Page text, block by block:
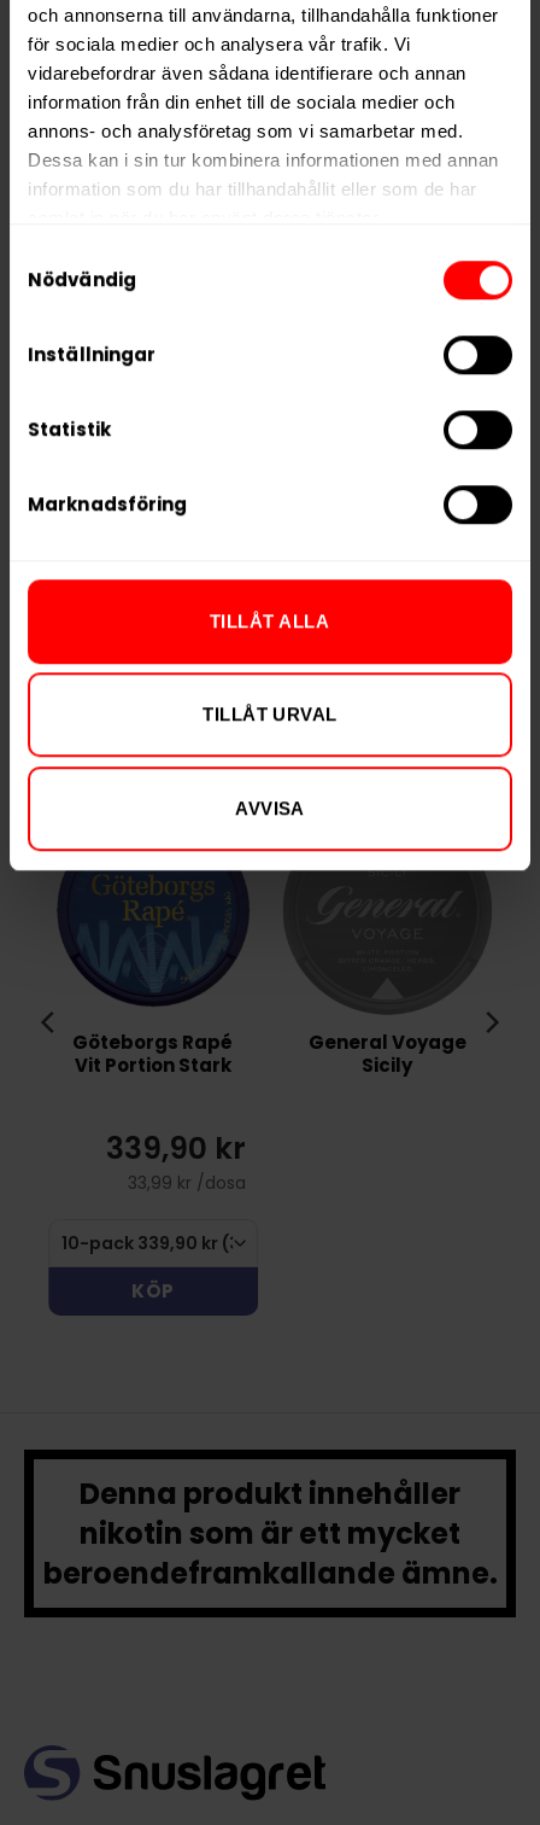
och annonserna till användarna, tillhandahålla funktioner
för sociala medier och analysera vår trafik. Vi
vidarebefordrar även sådana identifierare och annan
information från din enhet till de sociala medier och
annons- och analysföretag som vi samarbetar med.
Dessa kan i sin tur kombinera informationen med annan
information som du har tillhandahållit eller som de har
We work with
who may receive and
Nödvändig
Inställningar
Statistik
Marknadsföring
TILLÅT ALLA
TILLÅT URVAL
AVVISA
Hitta alla produkter frånLD
Alla produkter med smakenTraditionell
PRODUKTINFORMATION
Typ
White Portion
Format
Nikotin per gram
Nikotin per dosa
Portioner per dosa
Varumärke
LD
JTI
RELATERADE PRODUKTER
Göteborgs Rapé
Vit Portion Stark
339,90 kr
33,99 kr /dosa
KÖP
General Voyage
Sicily
Denna produkt innehåller
nikotin som är ett mycket
beroendeframkallande ämne.